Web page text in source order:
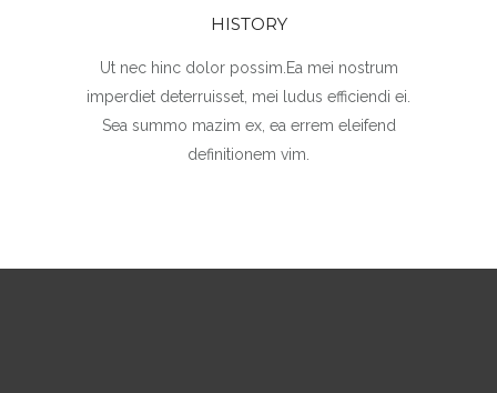
HISTORY
Ut nec hinc dolor possim.Ea mei nostrum
imperdiet deterruisset, mei ludus efficiendi ei.
Sea summo mazim ex, ea errem eleifend
definitionem vim.